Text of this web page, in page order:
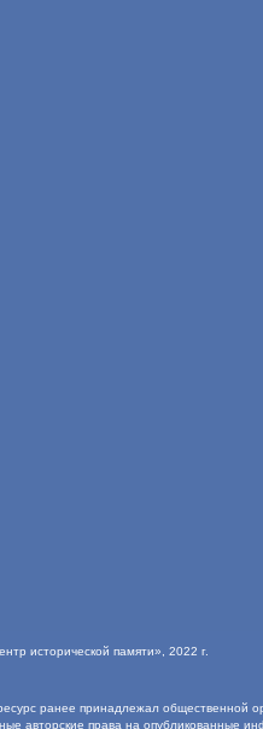
исторической памяти» , 2022 г.
ранее принадлежал общественной
авторские права на опубликованные